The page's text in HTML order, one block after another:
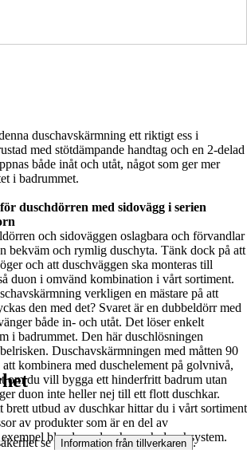
duschavskärmning ett riktigt ess i
med stötdämpande handtag och en 2-delad
både inåt och utåt, något som ger mer
i badrummet.
duschdörren med sidovägg i serien
och sidoväggen oslagbara och förvandlar
bekväm och rymlig duschyta. Tänk dock på att
och att duschväggen ska monteras till
duon i omvänd kombination i vårt sortiment.
verkligen en mästare på att
den med det? Svaret är en dubbeldörr med
både in- och utåt. Det löser enkelt
i badrummet. Den här duschlösningen
Duschavskärmningen med måtten 90
kombinera med duschelement på golvnivå,
om du vill bygga ett hinderfritt badrum utan
duon inte heller nej till ett flott duschkar.
brett utbud av duschkar hittar du i vårt sortiment
av produkter som är en del av
blandare, duschar och duschsystem.
se Information från tillverkaren .